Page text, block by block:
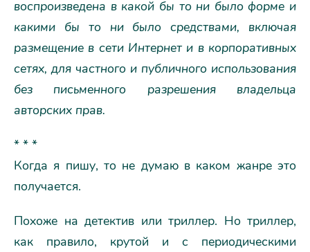
воспроизведена в какой бы то ни было форме и
какими бы то ни было средствами, включая
размещение в сети Интернет и в корпоративных
сетях, для частного и публичного использования
без письменного разрешения владельца
авторских прав.
* * *
Когда я пишу, то не думаю в каком жанре это
получается.
Похоже на детектив или триллер. Но триллер,
как правило, крутой и с периодическими